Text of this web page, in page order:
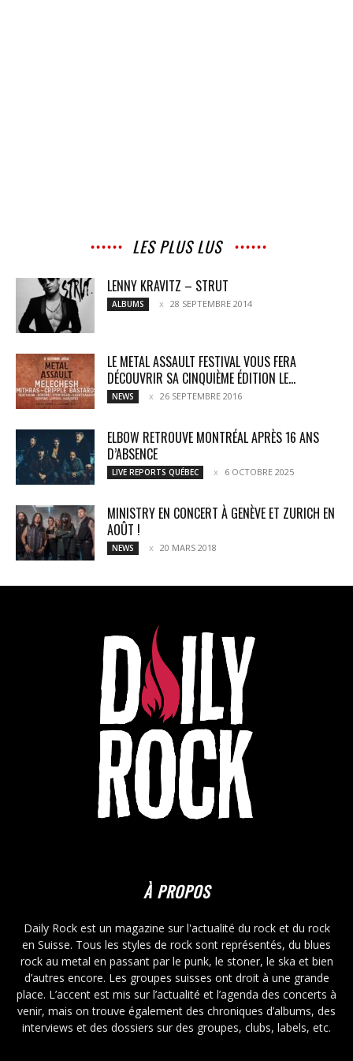
LES PLUS LUS
LENNY KRAVITZ – STRUT
ALBUMS 28 SEPTEMBRE 2014
LE METAL ASSAULT FESTIVAL VOUS FERA
DÉCOUVRIR SA CINQUIÈME ÉDITION LE...
NEWS 26 SEPTEMBRE 2016
ELBOW RETROUVE MONTRÉAL APRÈS 16 ANS
D’ABSENCE
LIVE REPORTS QUÉBEC 6 OCTOBRE 2025
MINISTRY EN CONCERT À GENÈVE ET ZURICH EN
AOÛT !
NEWS 20 MARS 2018
À PROPOS
Daily Rock est un magazine sur l'actualité du rock et du rock
en Suisse. Tous les styles de rock sont représentés, du blues
rock au metal en passant par le punk, le stoner, le ska et bien
d’autres encore. Les groupes suisses ont droit à une grande
place. L’accent est mis sur l’actualité et l’agenda des concerts à
venir, mais on trouve également des chroniques d’albums, des
interviews et des dossiers sur des groupes, clubs, labels, etc.